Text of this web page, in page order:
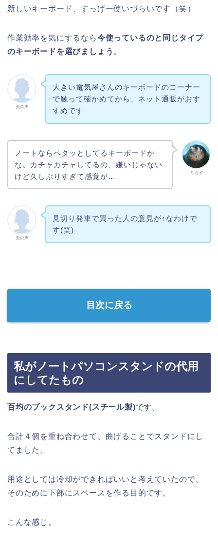
新しいキーボード、すっげー使いづらいです（笑）
作業効率を気にするなら今使っているのと同じタイプ
のキーボードを選びましょう 。
天の声
大きい電気屋さんのキーボードのコーナー
で触って確かめてから、ネット通販がおす
すめです
ミカイ
ノートならペタッとしてるキーボードか
な。カチャカチャしてるの、嫌いじゃない
けど久しぶりすぎて感覚が…
天の声
見切り発車で買った人の意見が↑なわけで
す(笑)
目次に戻る
私がノートパソコンスタンドの代用
にしてたもの
百均のブックスタンド(スチール製)です。
合計４個を重ね合わせて、曲げることでスタンドにし
てました。
用途としては冷却ができればいいと考えていたので、
そのために下部にスペースを作る目的です。
こんな感じ。